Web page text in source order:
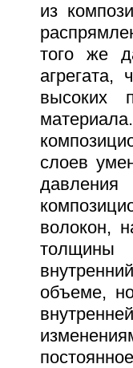
из
того же
агрегата,
высоких
слоев
волокон,
толщины
объеме,